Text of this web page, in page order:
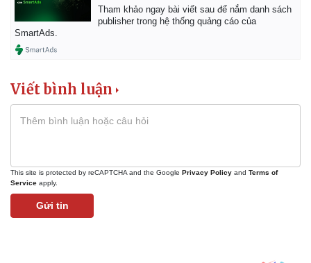
Tham khảo ngay bài viết sau để nắm danh sách
publisher trong hệ thống quảng cáo của
SmartAds.
Viết bình luận
This site is protected by reCAPTCHA and the Google Privacy Policy and Terms of
Service apply.
Gửi tin